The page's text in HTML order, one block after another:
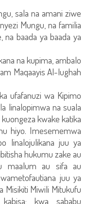
sala na amani ziwe
Mungu, na familia
na baada ya baada ya
na kupima, ambalo
Maqaayis Al-lughah
ufafanuzi wa Kipimo
linalopimwa na suala
kwake katika
hiyo. Imesememwa
linalojulikana juu ya
hukumu zake au
maalum au sifa au
juu ya
Misikiti Miwili Mitukufu
kwa sababu